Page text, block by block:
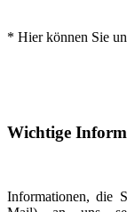
* Hier können Sie
Wichtige
Informationen, die